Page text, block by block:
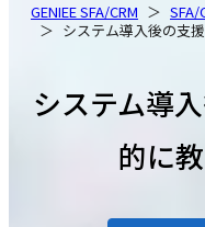
GENIEE SFA/CRM
SFA/
システム導入後の支
システム導
的に